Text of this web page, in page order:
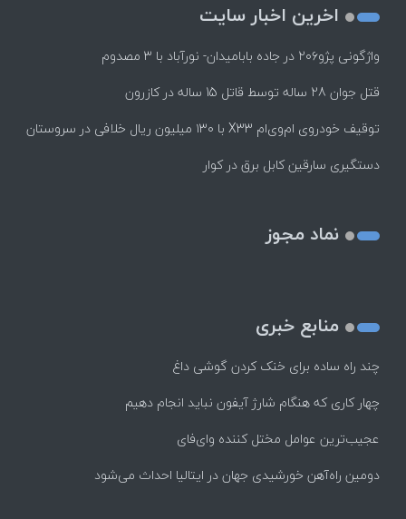
اخرین اخبار سایت
واژگونی پژو۲۰۶ در جاده بابامیدان- نورآباد با ۳ مصدوم
قتل جوان 28 ساله توسط قاتل 15 ساله در کازرون
توقیف خودروی ام‌وی‌ام X33 با ۱۳۰ میلیون ریال خلافی در سروستان
دستگیری سارقین کابل برق در کوار
نماد مجوز
منابع خبری
چند راه‌ ساده برای خنک کردن گوشی داغ
چهار کاری که هنگام شارژ آیفون نباید انجام دهیم
عجیب‌ترین عوامل مختل کننده وای‌فای
دومین راه‌آهن خورشیدی جهان در ایتالیا احداث می‌شود